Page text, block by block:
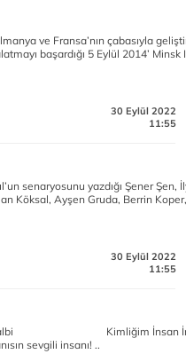
ve Fransa’nın çabasıyla
başardığı 5 Eylül 2014’ Minsk
30 Eylül 2022
11:55
senaryosunu yazdığı Şener Şen,
Köksal, Ayşen Gruda, Berrin
30 Eylül 2022
11:55
kalbi Kimliğim İnsan
sevgili insanı! ..